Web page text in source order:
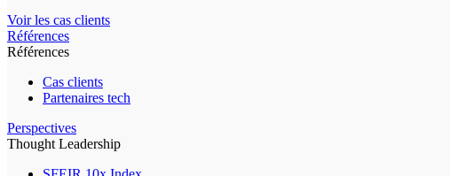
Voir les cas clients
Références
Références
Cas clients
Partenaires tech
Perspectives
Thought Leadership